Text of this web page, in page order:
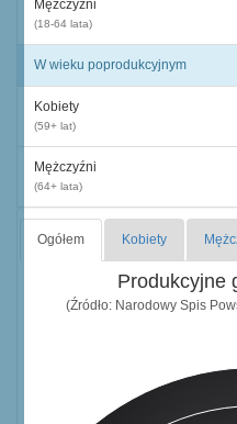
Mężczyźni
(18-64 lata)
W wieku poprodukcyjnym
Kobiety
(59+ lat)
Mężczyźni
(64+ lata)
Ogółem Kobiety
Produkcyjne
(Źródło: Narodowy Spis